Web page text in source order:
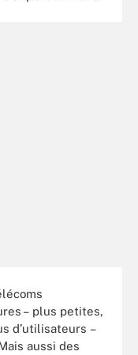
– plus petites,
d’utilisateurs –
aussi des